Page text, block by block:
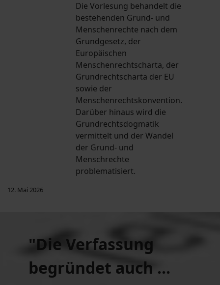
Die Vorlesung behandelt die
bestehenden Grund- und
Menschenrechte nach dem
Grundgesetz, der
Europäischen
Menschenrechtscharta, der
Grundrechtscharta der EU
sowie der
Menschenrechtskonvention.
Darüber hinaus wird die
Grundrechtsdogmatik
vermittelt und der Wandel
der Grund- und
Menschrechte
problematisiert.
12. Mai 2026
"Die Verfassung
begründet auch ...